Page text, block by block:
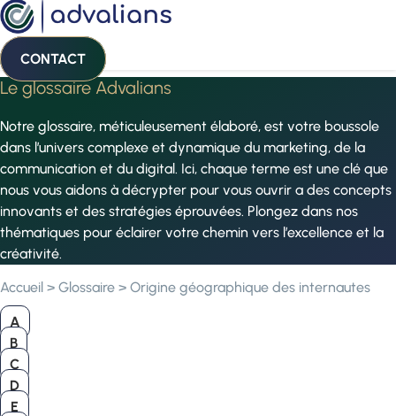
CONTACT
Le glossaire Advalians
Notre glossaire, méticuleusement élaboré, est votre boussole
dans l’univers complexe et dynamique du marketing, de la
communication et du digital. Ici, chaque terme est une clé que
nous vous aidons à décrypter pour vous ouvrir a des concepts
innovants et des stratégies éprouvées. Plongez dans nos
thématiques pour éclairer votre chemin vers l’excellence et la
créativité.
Accueil > Glossaire > Origine géographique des internautes
A
B
C
D
E